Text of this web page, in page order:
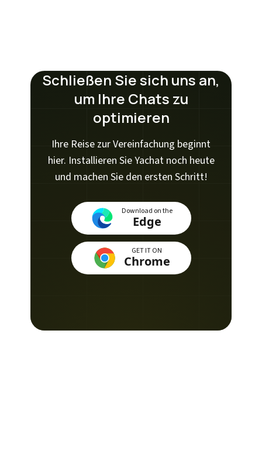
Schließen Sie sich uns an,
um Ihre Chats zu
optimieren
Ihre Reise zur Vereinfachung beginnt
hier. Installieren Sie Yachat noch heute
und machen Sie den ersten Schritt!
Download on the
Edge
GET IT ON
Chrome